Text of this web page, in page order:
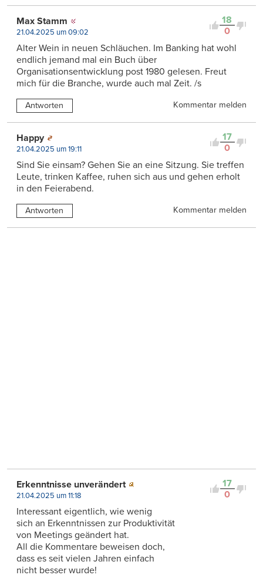
18
0
Max Stamm
21.04.2025 um 09:02
Alter Wein in neuen Schläuchen. Im Banking hat wohl
endlich jemand mal ein Buch über
Organisationsentwicklung post 1980 gelesen. Freut
mich für die Branche, wurde auch mal Zeit. /s
Antworten Kommentar melden
17
0
Happy
21.04.2025 um 19:11
Sind Sie einsam? Gehen Sie an eine Sitzung. Sie treffen
Leute, trinken Kaffee, ruhen sich aus und gehen erholt
in den Feierabend.
Antworten Kommentar melden
17
0
Erkenntnisse unverändert
21.04.2025 um 11:18
Interessant eigentlich, wie wenig
sich an Erkenntnissen zur Produktivität
von Meetings geändert hat.
All die Kommentare beweisen doch,
dass es seit vielen Jahren einfach
nicht besser wurde!